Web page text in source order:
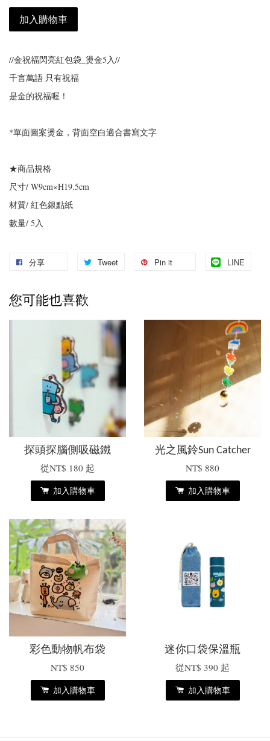
加入購物車
//金祝福閃亮紅包袋_燙金5入//
千言萬語 只有祝福
是金的祝福喔！
*單面圖案燙金，背面空白適合書寫文字
★商品規格
尺寸/ W9cm×H19.5cm
材質/ 紅色銀點紙
數量/ 5 入
分享 Tweet Pin it LINE
您可能也喜歡
探頭探腦側吸磁鐵
從NT$ 180 起
加入購物車
光之風鈴Sun Catcher
NT$ 880
加入購物車
彩色動物帆布袋
NT$ 850
加入購物車
迷你口袋保溫瓶
從NT$ 390 起
加入購物車